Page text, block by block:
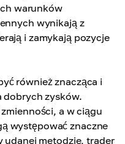
warunków
wynikają z
i zamykają pozycje
również znacząca i
dobrych zysków.
a w ciągu
występować znaczne
udanej metodzie, trader